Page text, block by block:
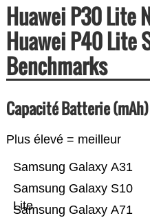
Huawei P30 Lite
Huawei P40 Lite
Benchmarks
Capacité Batterie (mAh)
Plus élevé = meilleur
Samsung Galaxy A71
Samsung Galaxy S10
Lite
Samsung Galaxy A31